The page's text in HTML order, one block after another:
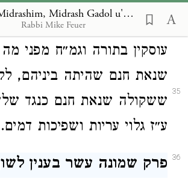
Otzar Midrashim, Midrash Gadol u'Gedolah
Rabbi Mike Feuer
35
36
ה
עיר ר״ת איבה. תניא מקדש
עוסקין בתורה וגמ״ח מפני
שנאת חנם שהיתה ביניהם,
ששקולה שנאת חנם כנגד
ע״ז גלוי עריות ושפיכות דמים.
פרק שמונה עשר בענין